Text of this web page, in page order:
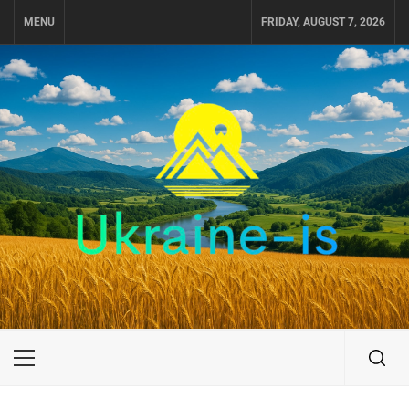
MENU FRIDAY, AUGUST 7, 2026
UKRAINE-IS
ПУТЕШЕСТВИЕ ПО УКРАИНЕ
Primary